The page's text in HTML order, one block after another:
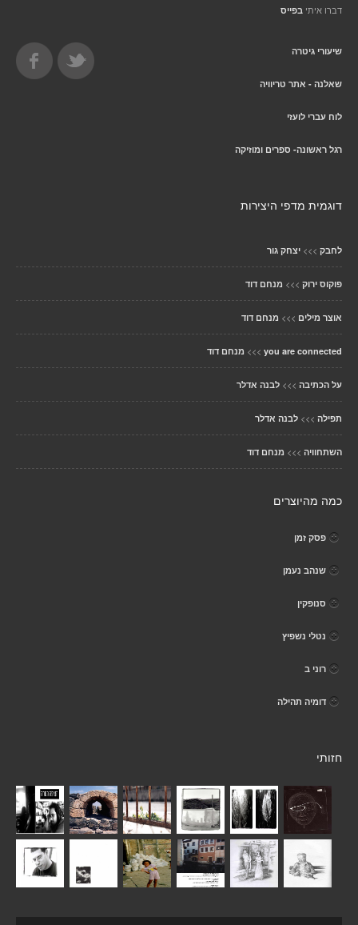
דברו איתי בפייס
שיעורי גיטרה
שאלנה - אתר טריוויה
לוח עברי לועזי
רגל ראשונה- ספרים ומוזיקה
דוגמית מדפי היצירות
לחבק >>> יצחק גור
פוקוס ירוק >>> מנחם דוד
אוצר מילים >>> מנחם דוד
you are connected
>>> מנחם דוד
על הכתיבה >>> לבנה אדלר
תפילה >>> לבנה אדלר
השתחוויה >>> מנחם דוד
כמה מהיוצרים
פסק זמן
שנהב נעמן
סנופקין
נטלי נשפיץ
רוני ב
דומיה תהילה
חזותי